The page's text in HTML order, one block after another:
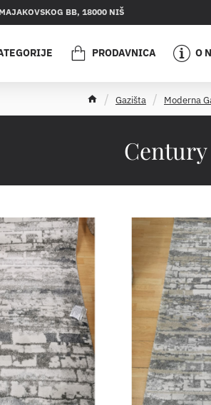
MAJAKOVSKOG BB, 18000 NIŠ
PRODAVNICA O
o
Gazišta Moderna